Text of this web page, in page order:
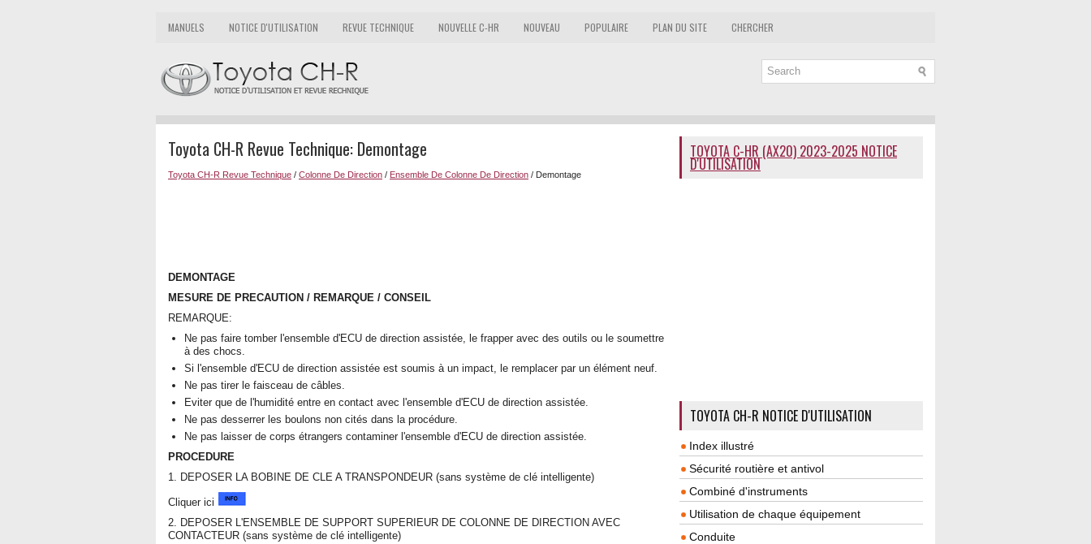
MANUELS NOTICE D'UTILISATION REVUE TECHNIQUE NOUVELLE C-HR NOUVEAU POPULAIRE PLAN DU SITE CHERCHER
Toyota CH-R Revue Technique: Demontage
Toyota CH-R Revue Technique / Colonne De Direction / Ensemble De Colonne De Direction / Demontage
DEMONTAGE
MESURE DE PRECAUTION / REMARQUE / CONSEIL
REMARQUE:
Ne pas faire tomber l'ensemble d'ECU de direction assistée, le frapper avec des outils ou le soumettre
à des chocs.
Si l'ensemble d'ECU de direction assistée est soumis à un impact, le remplacer par un élément neuf.
Ne pas tirer le faisceau de câbles.
Eviter que de l'humidité entre en contact avec l'ensemble d'ECU de direction assistée.
Ne pas desserrer les boulons non cités dans la procédure.
Ne pas laisser de corps étrangers contaminer l'ensemble d'ECU de direction assistée.
PROCEDURE
1. DEPOSER LA BOBINE DE CLE A TRANSPONDEUR (sans système de clé intelligente)
Cliquer ici
2. DEPOSER L'ENSEMBLE DE SUPPORT SUPERIEUR DE COLONNE DE DIRECTION AVEC
CONTACTEUR (sans système de clé intelligente)
TOYOTA C-HR (AX20) 2023-2025 NOTICE
D'UTILISATION
TOYOTA CH-R NOTICE D'UTILISATION
Index illustré
Sécurité routière et antivol
Combiné d'instruments
Utilisation de chaque équipement
Conduite